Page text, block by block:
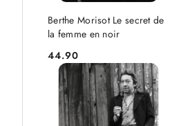
Berthe Morisot Le secret de
la femme en noir
Cena:
44.90
DO KOSZYKA